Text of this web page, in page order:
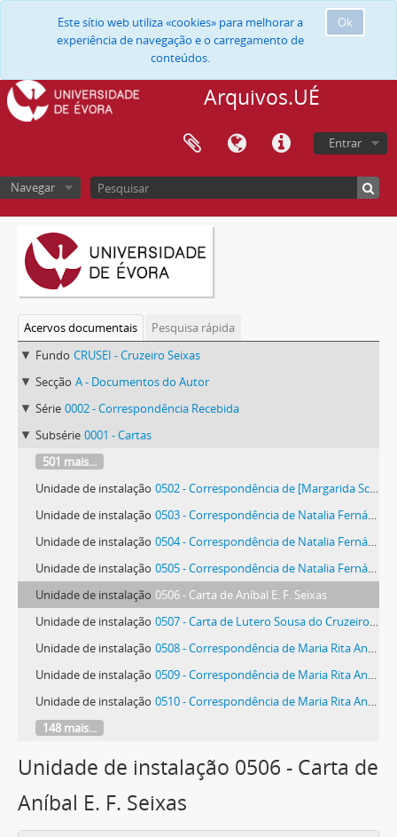
Ok
Este sítio web utiliza «cookies» para melhorar a
experiência de navegação e o carregamento de
conteúdos.
Arquivos.UÉ
Entrar
Navegar
Acervos documentais
Pesquisa rápida
Fundo CRUSEI - Cruzeiro Seixas
Secção A - Documentos do Autor
Série 0002 - Correspondência Recebida
Subsérie 0001 - Cartas
501 mais...
Unidade de instalação 0502 - Correspondência de [Margarida Schiappa]
Unidade de instalação 0503 - Correspondência de Natalia Fernández Segarra
Unidade de instalação 0504 - Correspondência de Natalia Fernández Segarra
Unidade de instalação 0505 - Correspondência de Natalia Fernández Segarra
Unidade de instalação 0506 - Carta de Aníbal E. F. Seixas
Unidade de instalação 0507 - Carta de Lutero Sousa do Cruzeiro Seixas
Unidade de instalação 0508 - Correspondência de Maria Rita Andrea de Figueiredo Rodrigues Seixas
Unidade de instalação 0509 - Correspondência de Maria Rita Andrea de Figueiredo Rodrigues Seixas
Unidade de instalação 0510 - Correspondência de Maria Rita Andrea de Figueiredo Rodrigues Seixas
148 mais...
Unidade de instalação 0506 - Carta de
Aníbal E. F. Seixas